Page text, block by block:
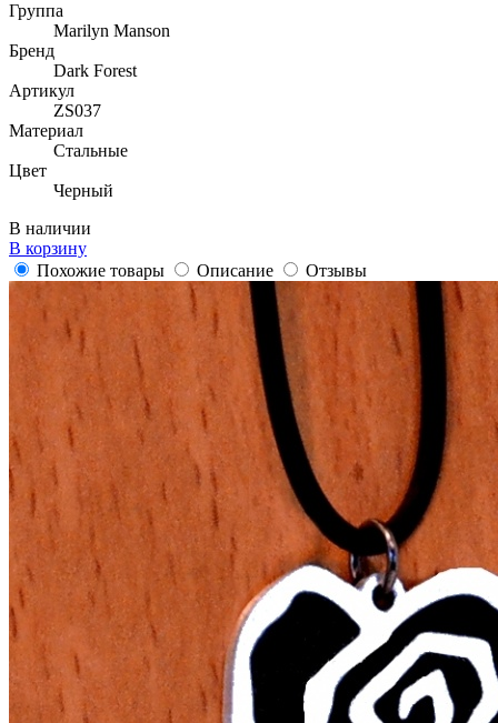
Группа
Marilyn Manson
Бренд
Dark Forest
Артикул
ZS037
Материал
Стальные
Цвет
Черный
В наличии
В корзину
Похожие товары
Описание Отзывы